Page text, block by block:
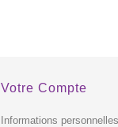
Votre Compte
Informations personnelles